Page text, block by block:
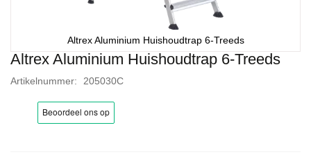
Altrex Aluminium Huishoudtrap 6-Treeds
Artikelnummer 205030C
Altrex Aluminium Huishoudtrap 6-Treeds
Ga
het